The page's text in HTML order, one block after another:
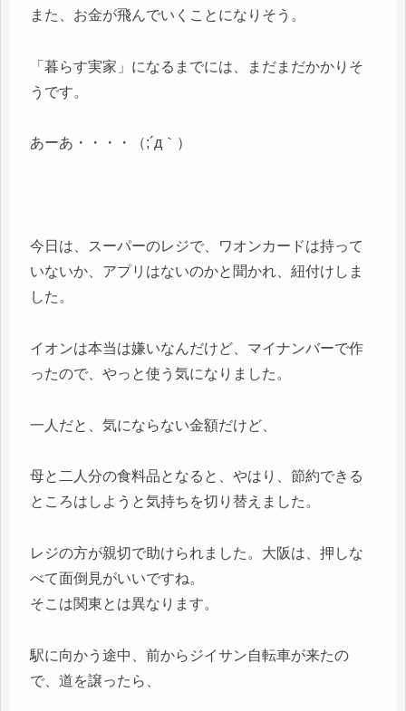
また、お金が飛んでいくことになりそう。
「暮らす実家」になるまでには、まだまだかかりそ
うです。
あーあ・・・・（;´д｀）
今日は、スーパーのレジで、ワオンカードは持って
いないか、アプリはないのかと聞かれ、紐付けしま
した。
イオンは本当は嫌いなんだけど、マイナンバーで作
ったので、やっと使う気になりました。
一人だと、気にならない金額だけど、
母と二人分の食料品となると、やはり、節約できる
ところはしようと気持ちを切り替えました。
レジの方が親切で助けられました。大阪は、押しな
べて面倒見がいいですね。
そこは関東とは異なります。
駅に向かう途中、前からジイサン自転車が来たの
で、道を譲ったら、